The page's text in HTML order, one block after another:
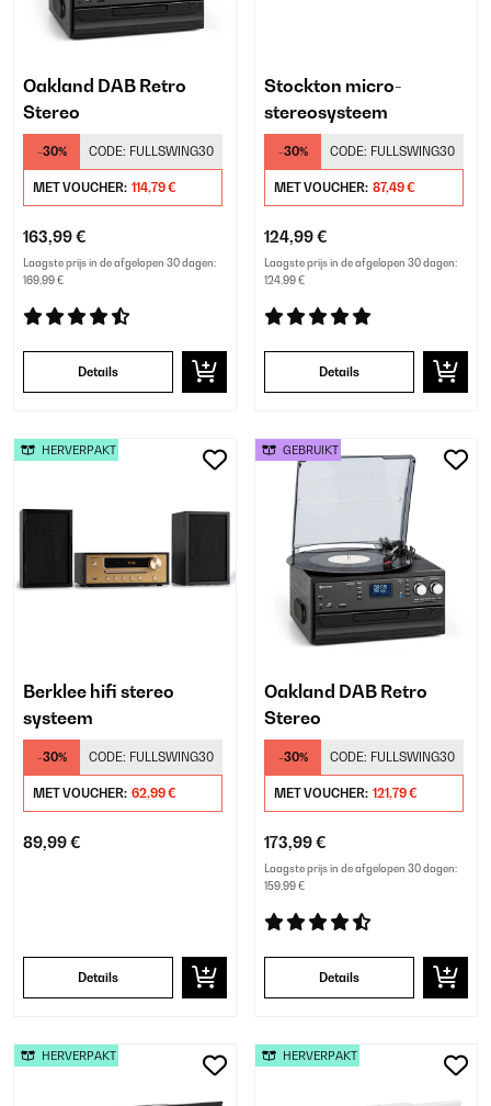
Oakland DAB Retro
Stereo
-30% CODE: FULLSWING30
MET VOUCHER: 114,79 €
163,99 €
Laagste prijs in de afgelopen 30 dagen:
169,99 €
Details
Stockton micro-
stereosysteem
-30% CODE: FULLSWING30
MET VOUCHER: 87,49 €
124,99 €
Laagste prijs in de afgelopen 30 dagen:
124,99 €
Details
Berklee hifi stereo
systeem
-30% CODE: FULLSWING30
MET VOUCHER: 62,99 €
89,99 €
Details
HERVERPAKT
Oakland DAB Retro
Stereo
-30% CODE: FULLSWING30
MET VOUCHER: 121,79 €
173,99 €
Laagste prijs in de afgelopen 30 dagen:
159,99 €
Details
GEBRUIKT
HERVERPAKT HERVERPAKT